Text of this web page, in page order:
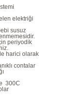
elektriği
susuz
periyodik
harici olarak
contalar
300C